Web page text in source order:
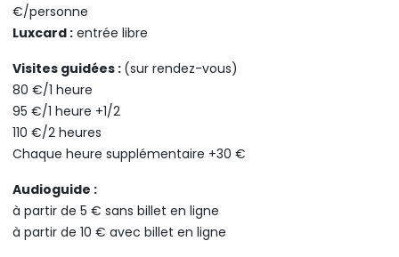
€/personne
Luxcard : entrée libre
Visites guidées : (sur rendez-vous)
80 €/1 heure
95 €/1 heure +1/2
110 €/2 heures
Chaque heure supplémentaire +30 €
Audioguide :
à partir de 5 € sans billet en ligne
à partir de 10 € avec billet en ligne